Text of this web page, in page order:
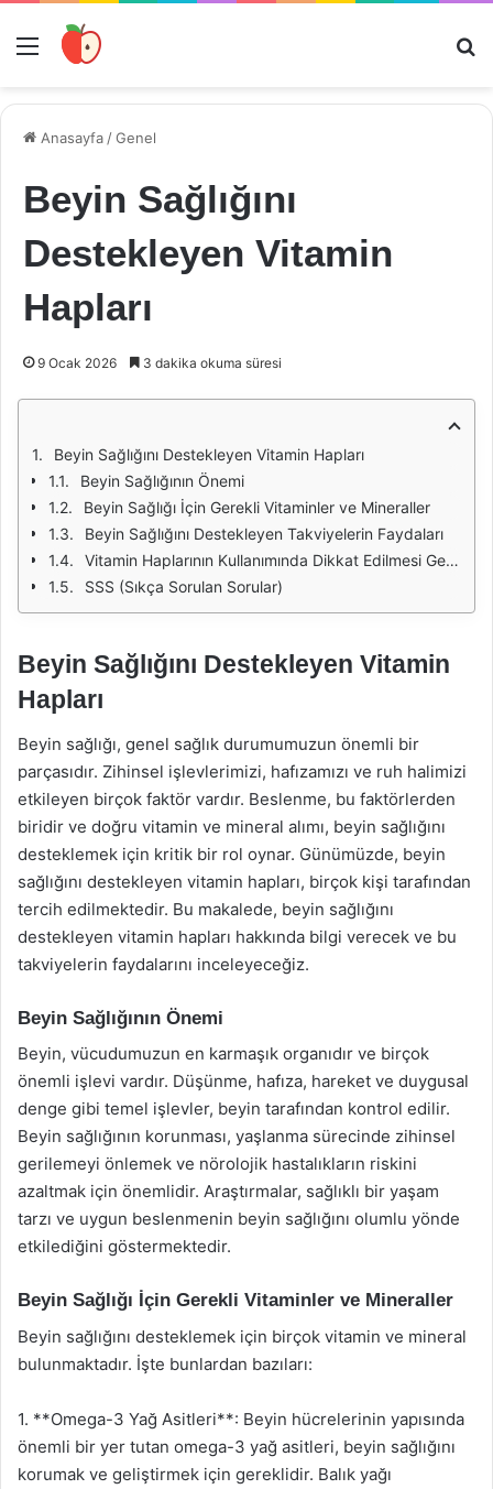
Menü
Anasayfa /Genel
Beyin Sağlığını
Destekleyen Vitamin
Hapları
9 Ocak 2026 3 dakika okuma süresi
Beyin Sağlığını Destekleyen Vitamin Hapları
Beyin Sağlığının Önemi
Beyin Sağlığı İçin Gerekli Vitaminler ve Mineraller
Beyin Sağlığını Destekleyen Takviyelerin Faydaları
Vitamin Haplarının Kullanımında Dikkat Edilmesi Gerekenler
SSS (Sıkça Sorulan Sorular)
Beyin Sağlığını Destekleyen Vitamin
Hapları
Beyin sağlığı, genel sağlık durumumuzun önemli bir
parçasıdır. Zihinsel işlevlerimizi, hafızamızı ve ruh halimizi
etkileyen birçok faktör vardır. Beslenme, bu faktörlerden
biridir ve doğru vitamin ve mineral alımı, beyin sağlığını
desteklemek için kritik bir rol oynar. Günümüzde, beyin
sağlığını destekleyen vitamin hapları, birçok kişi tarafından
tercih edilmektedir. Bu makalede, beyin sağlığını
destekleyen vitamin hapları hakkında bilgi verecek ve bu
takviyelerin faydalarını inceleyeceğiz.
Beyin Sağlığının Önemi
Beyin, vücudumuzun en karmaşık organıdır ve birçok
önemli işlevi vardır. Düşünme, hafıza, hareket ve duygusal
denge gibi temel işlevler, beyin tarafından kontrol edilir.
Beyin sağlığının korunması, yaşlanma sürecinde zihinsel
gerilemeyi önlemek ve nörolojik hastalıkların riskini
azaltmak için önemlidir. Araştırmalar, sağlıklı bir yaşam
tarzı ve uygun beslenmenin beyin sağlığını olumlu yönde
etkilediğini göstermektedir.
Beyin Sağlığı İçin Gerekli Vitaminler ve Mineraller
Beyin sağlığını desteklemek için birçok vitamin ve mineral
bulunmaktadır. İşte bunlardan bazıları:
1. **Omega-3 Yağ Asitleri**: Beyin hücrelerinin yapısında
önemli bir yer tutan omega-3 yağ asitleri, beyin sağlığını
korumak ve geliştirmek için gereklidir. Balık yağı